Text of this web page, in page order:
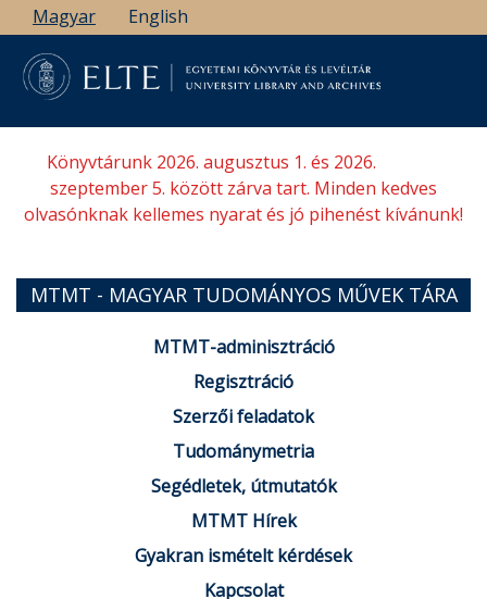
Ugrás
a
tartalomra
Magyar English
Könyvtárunk 2026. augusztus 1. és 2026.
szeptember 5. között zárva tart. Minden kedves
olvasónknak kellemes nyarat és jó pihenést kívánunk!
MTMT - MAGYAR TUDOMÁNYOS MŰVEK TÁRA
MTMT-adminisztráció
Regisztráció
Szerzői feladatok
Tudománymetria
Segédletek, útmutatók
MTMT Hírek
Gyakran ismételt kérdések
Kapcsolat